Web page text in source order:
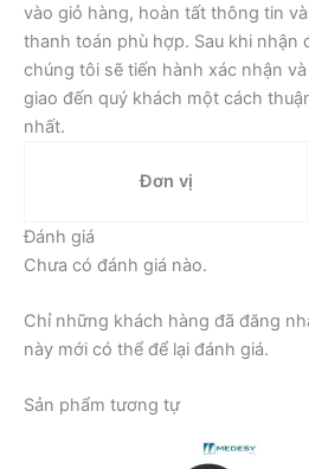
vào giỏ hàng, hoàn tất thông tin
thanh toán phù hợp. Sau khi nhận
chúng tôi sẽ tiến hành xác nhận
giao đến quý khách một cách
nhất.
Đơn vị
Đánh giá
Chưa có đánh giá nào.
Chỉ những khách hàng đã đăng
này mới có thể để lại đánh giá.
Sản phẩm tương tự